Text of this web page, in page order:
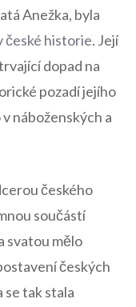
Anežka, byla‌
české ⁢historie. Její
dopad na
pozadí jejího
náboženských a
českého
součástí
svatou ⁢mělo​
českých
se ‌tak stala